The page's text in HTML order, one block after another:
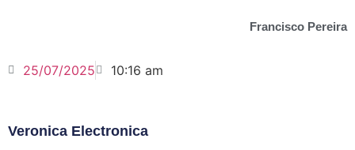
Francisco Pereira
25/07/2025 10:16 am
Veronica Electronica